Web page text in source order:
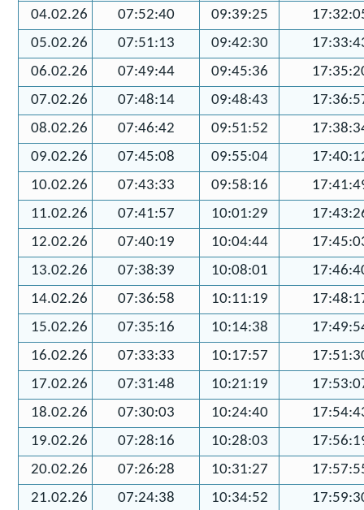
04.02.26
07:52:40 09:39:25
05.02.26
07:51:13 09:42:30
06.02.26
07:49:44 09:45:36
07.02.26
07:48:14 09:48:43
08.02.26
07:46:42 09:51:52
09.02.26
07:45:08 09:55:04
10.02.26
07:43:33 09:58:16
11.02.26
07:41:57 10:01:29
12.02.26
07:40:19 10:04:44
13.02.26
07:38:39 10:08:01
14.02.26
07:36:58 10:11:19
15.02.26
07:35:16 10:14:38
16.02.26
07:33:33 10:17:57
17.02.26
07:31:48 10:21:19
18.02.26
07:30:03 10:24:40
19.02.26
07:28:16 10:28:03
20.02.26
07:26:28 10:31:27
21.02.26
07:24:38 10:34:52